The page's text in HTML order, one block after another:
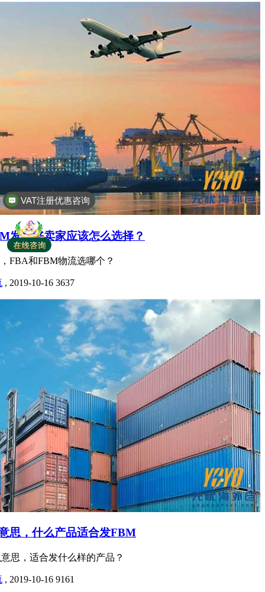
发货好卖家应该怎么选择？
FBA和FBM物流选哪个？
, 2019-10-16 3637
思，什么产品适合发FBM
思，适合发什么样的产品？
, 2019-10-16 9161
VAT注册优惠咨询
全球商标专利注册